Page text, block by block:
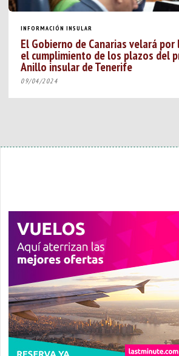
INFORMACIÓN INSULAR
El Gobierno de Canarias velará
el cumplimiento de los plazos del
Anillo insular de Tenerife
09/04/2024